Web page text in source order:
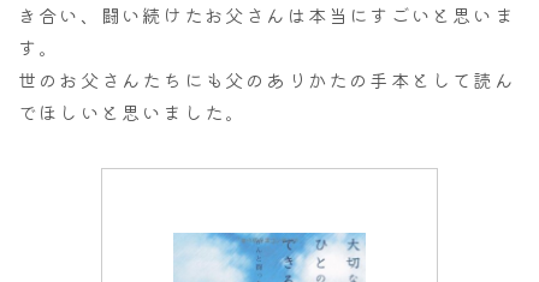
き合い、闘い続けたお父さんは本当にすごいと思いま
す。
世のお父さんたちにも父のありかたの手本として読ん
でほしいと思いました。